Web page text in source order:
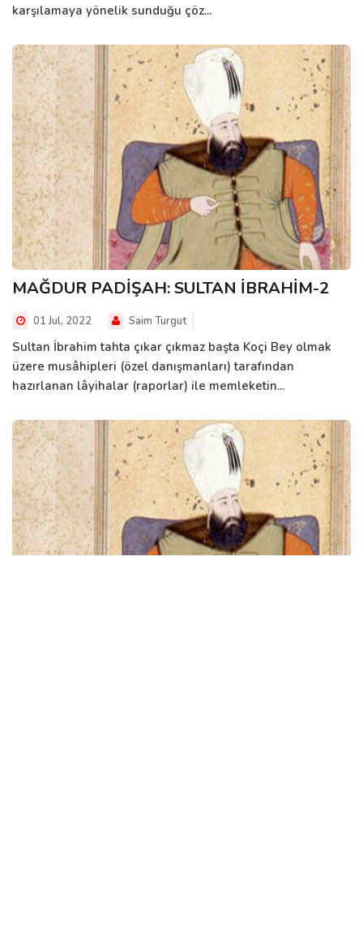
karşılamaya yönelik sunduğu çöz...
MAĞDUR PADİŞAH: SULTAN İBRAHİM-2
01 Jul, 2022 Saim Turgut
Sultan İbrahim tahta çıkar çıkmaz başta Koçi Bey olmak
üzere musâhipleri (özel danışmanları) tarafından
hazırlanan lâyihalar (raporlar) ile memleketin...